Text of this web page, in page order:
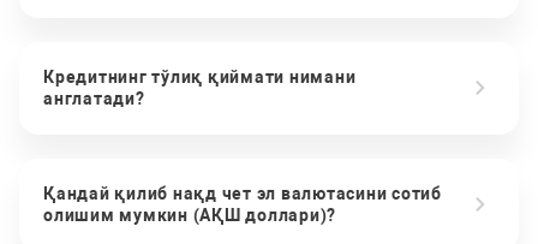
Кредитнинг тўлиқ қиймати нимани
англатади?
Қандай қилиб нақд чет эл валютасини сотиб
олишим мумкин (АҚШ доллари)?